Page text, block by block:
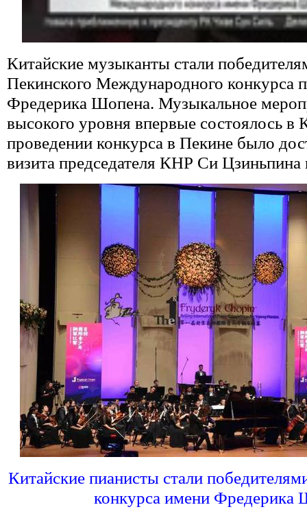
Китайские музыканты стали
Пекинского Международного конкурса
Фредерика Шопена. Музыкальное
высокого уровня впервые состоялось в
проведении конкурса в Пекине было
визита председателя КНР Си
Китайские пианисты стали
конкурса имени Фредерика